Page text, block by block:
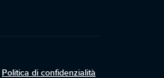
Politica di confidenzialità